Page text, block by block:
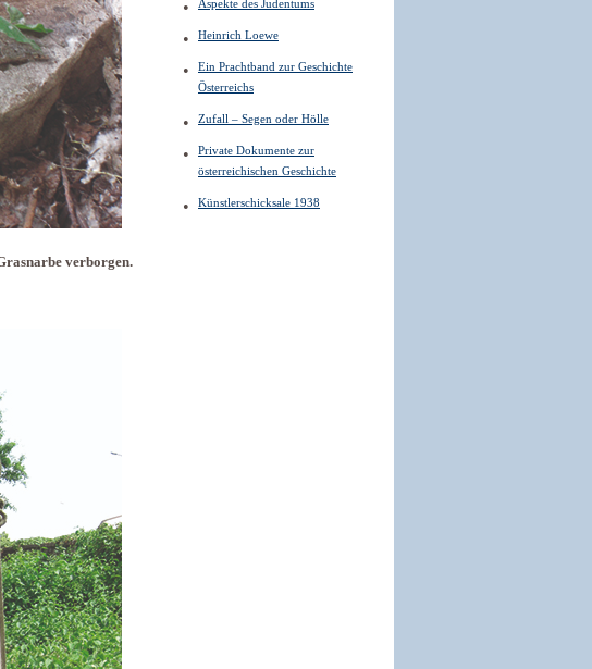
verborgen.
Aspekte des Judentums
Heinrich Loewe
Ein Prachtband zur Geschichte
Österreichs
Zufall – Segen oder Hölle
Private Dokumente zur
österreichischen Geschichte
Künstlerschicksale 1938